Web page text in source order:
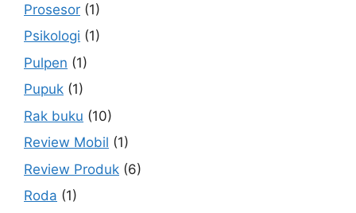
Prosesor (1)
Psikologi (1)
Pulpen (1)
Pupuk (1)
Rak buku (10)
Review Mobil (1)
Review Produk (6)
Roda (1)